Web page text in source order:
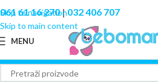
Skip to navigation
Skip to main content
061 61 16 270|032 406 707
MENU